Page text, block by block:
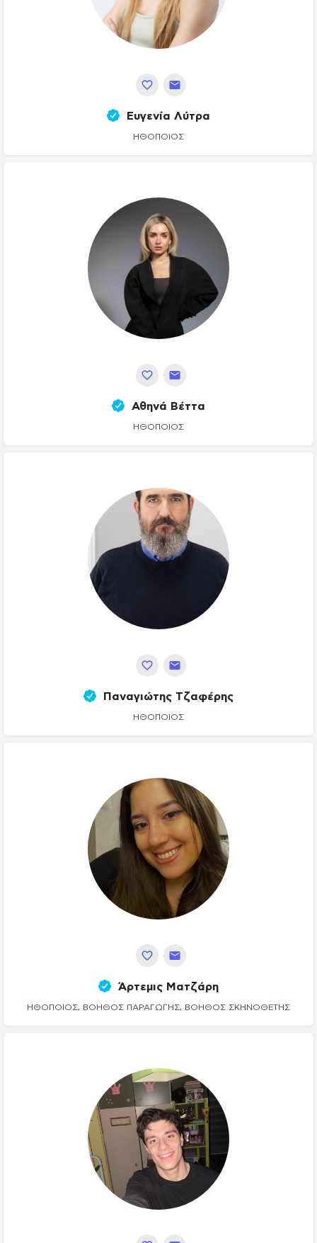
Ευγενία Λύτρα
ΗΘΟΠΟΙΌΣ
Αθηνά Βέττα
ΗΘΟΠΟΙΌΣ
Παναγιώτης Τζαφέρης
ΗΘΟΠΟΙΌΣ
Άρτεμις Ματζάρη
ΗΘΟΠΟΙΌΣ, ΒΟΗΘΌΣ ΠΑΡΑΓΩΓΉΣ, ΒΟΗΘΌΣ ΣΚΗΝΟΘΈΤΗΣ